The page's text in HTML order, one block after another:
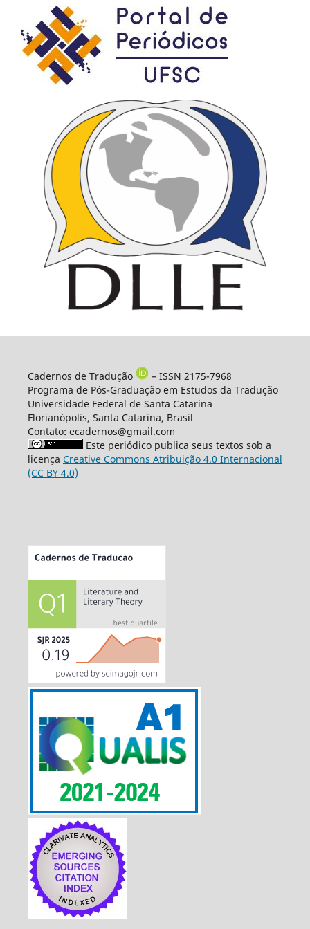
Cadernos de Tradução
– ISSN 2175-7968
Programa de Pós-Graduação em Estudos da Tradução
Universidade Federal de Santa Catarina
Florianópolis, Santa Catarina, Brasil
Contato: ecadernos@gmail.com
Este periódico publica seus textos sob a
licença Creative Commons Atribuição 4.0 Internacional
(CC BY 4.0)